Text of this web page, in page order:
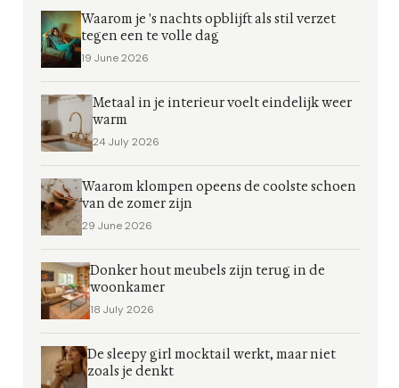
Waarom je 's nachts opblijft als stil verzet
tegen een te volle dag
19 June 2026
Metaal in je interieur voelt eindelijk weer
warm
24 July 2026
Waarom klompen opeens de coolste schoen
van de zomer zijn
29 June 2026
Donker hout meubels zijn terug in de
woonkamer
18 July 2026
De sleepy girl mocktail werkt, maar niet
zoals je denkt